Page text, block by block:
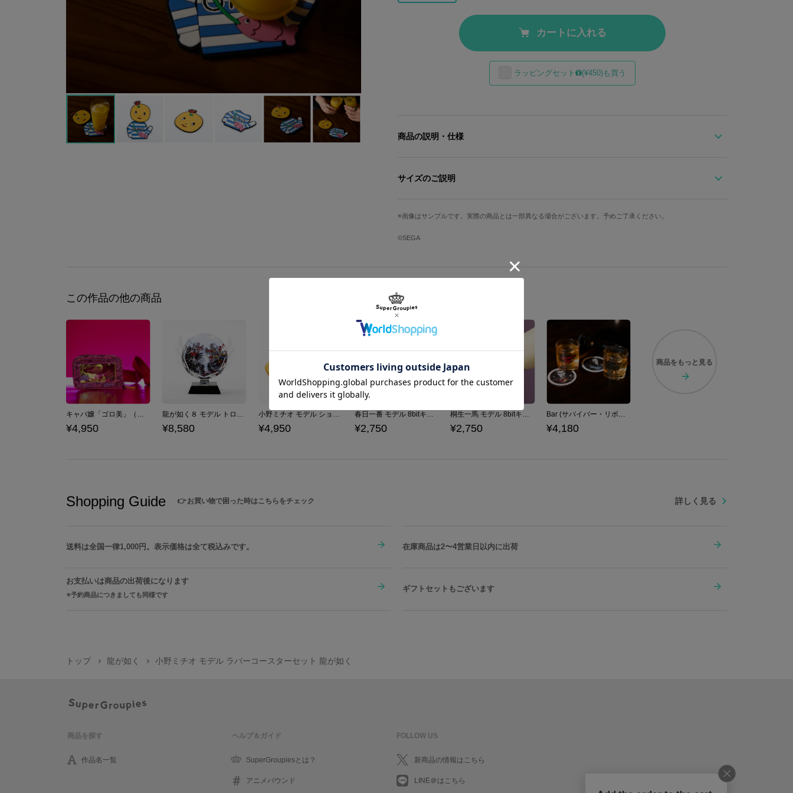
カートに入れる
ラッピングセット (¥450)も買う
商品の説明・仕様
毎日ヘビーに使えるラバー素材が嬉しいポイント。
コースターになったミチオくんをどうぞよろしくミチー！
原産国／ 中国
素材／ ポリ塩化ビニル
サイズのご説明
顔縦 顔横 洋服縦 洋服横 重さ(2枚)
90mm
画像はサンプルです。実際の商品とは一部異なる場合がございます。予めご了承ください。
©SEGA
この作品の他の商品
キャバ嬢「ゴロ美」（真島吾朗） モデル メイクポーチ 龍が如く
¥4,950
龍が如く８ モデル トロフィー 龍が如く
¥8,580
小野ミチオ モデル ショルダーポーチ 龍が如く
¥4,950
春日一番 モデル 8bitキャラクター 靴下 龍が如く
¥2,750
桐生一馬 モデル 8bitキャラクター 靴下 龍が如く
¥2,750
Bar (サバイバー・リボルバー) モチーフ グラス&ペーパーコースターセット 龍が如く
¥4,180
商品を もっと見る
Shopping Guide 👉お買い物で困った時はこちらをチェック 詳しく見る
送料は全国一律1,000円。表示価格は全て税込みです。 在庫商品は2〜4営業日以内に出荷
お支払いは商品の出荷後になります
予約商品につきましても同様です
ギフトセットもございます
トップ 龍が如く 小野ミチオ モデル ラバーコースターセット 龍が如く
商品を探す
作品名一覧
ヘルプ＆ガイド
SuperGroupiesとは？
アニメバウンド
FOLLOW US
新商品の情報はこちら
LINE＠はこちら